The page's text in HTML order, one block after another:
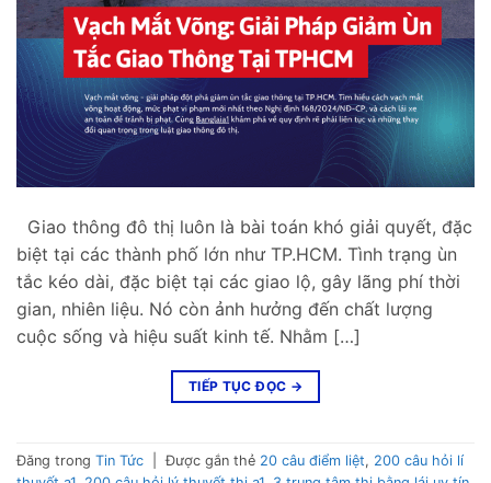
Giao thông đô thị luôn là bài toán khó giải quyết, đặc
biệt tại các thành phố lớn như TP.HCM. Tình trạng ùn
tắc kéo dài, đặc biệt tại các giao lộ, gây lãng phí thời
gian, nhiên liệu. Nó còn ảnh hưởng đến chất lượng
cuộc sống và hiệu suất kinh tế. Nhằm […]
TIẾP TỤC ĐỌC →
Đăng trong Tin Tức Được gắn thẻ 20 câu điểm liệt, 200 câu hỏi lí